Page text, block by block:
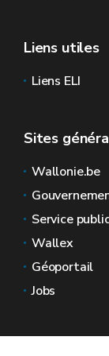
Liens utiles
Liens ELI
Sites
Wallonie.be
Service
Wallex
Géoportail
Jobs